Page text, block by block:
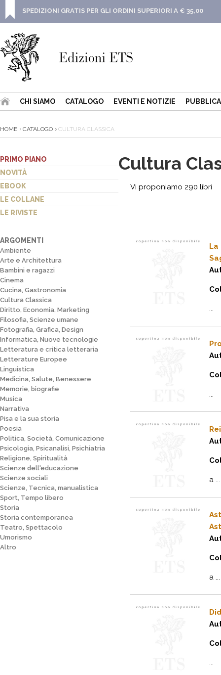
SPEDIZIONI GRATIS PER GLI ORDINI SUPERIORI A € 35,00
CHI SIAMO CATALOGO EVENTI E NOTIZIE
HOME CATALOGO CULTURA CLASSICA
PRIMO PIANO
NOVITÀ
EBOOK
LE COLLANE
LE RIVISTE
ARGOMENTI
Ambiente
Arte e Architettura
Bambini e ragazzi
Cinema
Cucina, Gastronomia
Cultura Classica
Diritto, Economia, Marketing
Filosofia, Scienze umane
Fotografia, Grafica, Design
Informatica, Nuove tecnologie
Letteratura e critica letteraria
Letterature Europee
Linguistica
Medicina, Salute, Benessere
Memorie, biografie
Musica
Narrativa
Pisa e la sua storia
Poesia
Politica, Società, Comunicazione
Psicologia, Psicanalisi, Psichiatria
Religione, Spiritualità
Scienze dell'educazione
Scienze sociali
Scienze, Tecnica, manualistica
Sport, Tempo libero
Storia
Storia contemporanea
Teatro, Spettacolo
Umorismo
Altro
Cultura
Vi proponiamo 290 libri
La
...
...
a ...
a ...
...